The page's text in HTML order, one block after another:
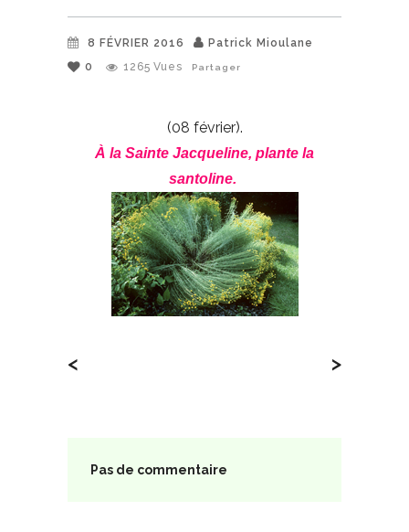
8 FÉVRIER 2016
Patrick Mioulane
0
1265 Vues Partager
(08 février).
À la Sainte Jacqueline, plante la
santoline.
< >
Pas de commentaire